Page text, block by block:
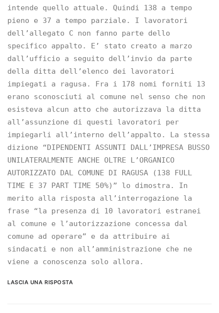
intende quello attuale. Quindi 138 a tempo
pieno e 37 a tempo parziale. I lavoratori
dell’allegato C non fanno parte dello
specifico appalto. E’ stato creato a marzo
dall’ufficio a seguito dell’invio da parte
della ditta dell’elenco dei lavoratori
impiegati a ragusa. Fra i 178 nomi forniti 13
erano sconosciuti al comune nel senso che non
esisteva alcun atto che autorizzava la ditta
all’assunzione di questi lavoratori per
impiegarli all’interno dell’appalto. La stessa
dizione “DIPENDENTI ASSUNTI DALL’IMPRESA BUSSO
UNILATERALMENTE ANCHE OLTRE L’ORGANICO
AUTORIZZATO DAL COMUNE DI RAGUSA (138 FULL
TIME E 37 PART TIME 50%)” lo dimostra. In
merito alla risposta all’interrogazione la
frase “la presenza di 10 lavoratori estranei
al comune e l’autorizzazione concessa dal
comune ad operare” e da attribuire ai
sindacati e non all’amministrazione che ne
viene a conoscenza solo allora.
LASCIA UNA RISPOSTA